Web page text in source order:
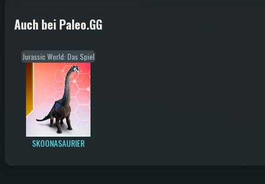
Auch bei Paleo.GG
Jurassic World: Das Spiel
SKOONASAURIER